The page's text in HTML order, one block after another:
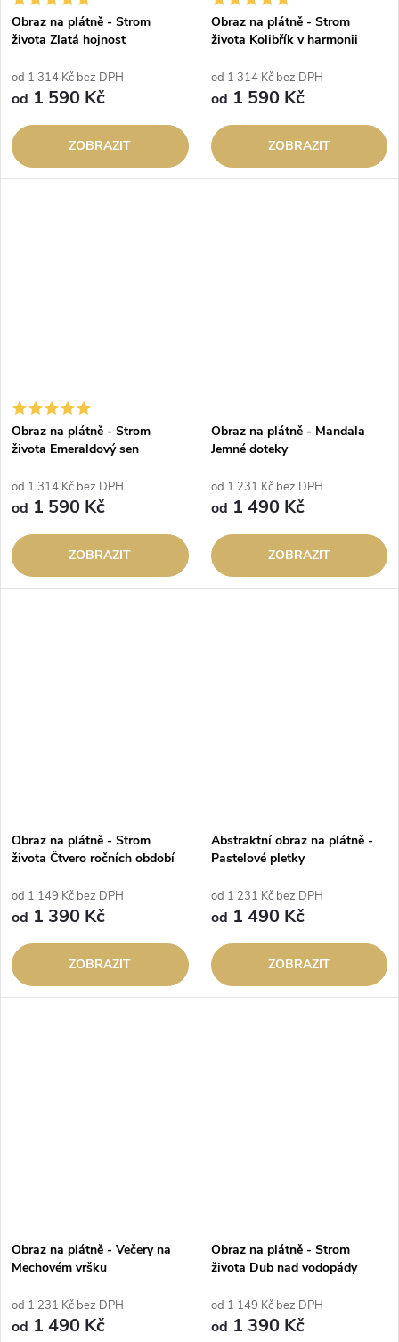
Obraz na plátně - Strom
života Zlatá hojnost
od 1 314 Kč bez DPH
od 1 590 Kč
ZOBRAZIT
Obraz na plátně - Strom
života Kolibřík v harmonii
od 1 314 Kč bez DPH
od 1 590 Kč
ZOBRAZIT
Obraz na plátně - Strom
života Emeraldový sen
od 1 314 Kč bez DPH
od 1 590 Kč
ZOBRAZIT
Obraz na plátně - Mandala
Jemné doteky
od 1 231 Kč bez DPH
od 1 490 Kč
ZOBRAZIT
Obraz na plátně - Strom
života Čtvero ročních období
od 1 149 Kč bez DPH
od 1 390 Kč
ZOBRAZIT
Abstraktní obraz na plátně -
Pastelové pletky
od 1 231 Kč bez DPH
od 1 490 Kč
ZOBRAZIT
Obraz na plátně - Večery na
Mechovém vršku
od 1 231 Kč bez DPH
od 1 490 Kč
Obraz na plátně - Strom
života Dub nad vodopády
od 1 149 Kč bez DPH
od 1 390 Kč